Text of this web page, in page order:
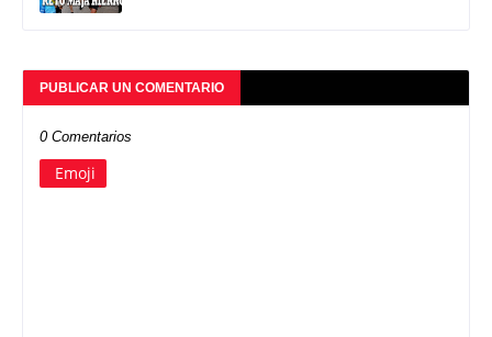
PUBLICAR UN COMENTARIO
0 Comentarios
Emoji